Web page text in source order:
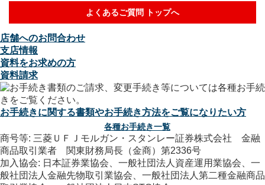
よくあるご質問 トップへ
店舗へのお問合わせ
支店情報
資料をお求めの方
資料請求
お手続きに関する書類やお手続き方法をご覧になりたい方
各種お手続き一覧
商号等: 三菱ＵＦＪモルガン・スタンレー証券株式会社 金融
商品取引業者 関東財務局長（金商）第2336号
加入協会: 日本証券業協会、一般社団法人資産運用業協会、一
般社団法人金融先物取引業協会、一般社団法人第二種金融商品